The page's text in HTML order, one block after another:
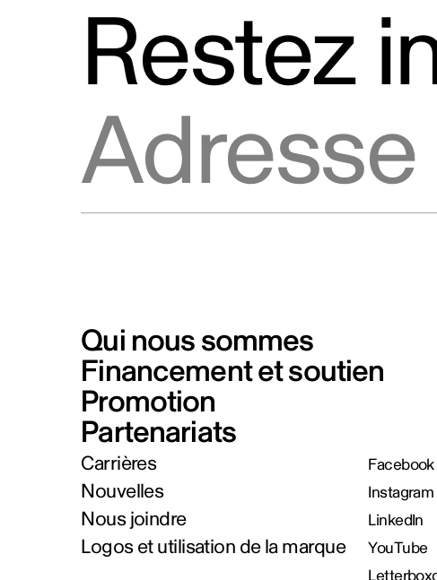
Restez
Qui nous sommes
Financement et soutien
Promotion
Partenariats
Carrières
Nouvelles
Nous joindre
Logos et utilisation de la marque
Facebook
Instagram
LinkedIn
YouTube